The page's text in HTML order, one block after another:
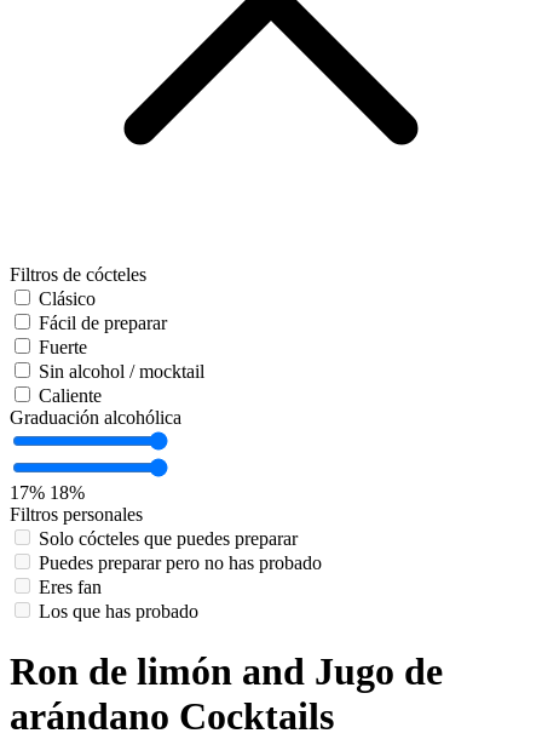
Filtros de cócteles
Clásico
Fácil de preparar
Fuerte
Sin alcohol / mocktail
Caliente
Graduación alcohólica
17% 18%
Filtros personales
Solo cócteles que puedes preparar
Puedes preparar pero no has probado
Eres fan
Los que has probado
Ron de limón and Jugo de
arándano Cocktails